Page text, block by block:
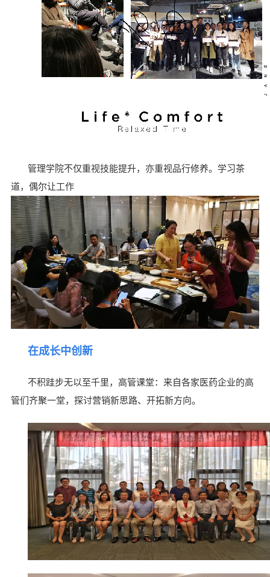
管理学院不仅重视技能提升，亦重视品行修养。学习茶
道，偶尔让工作
在成长中创新
不积跬步无以至千里，高管课堂：来自各家医药企业的高
管们齐聚一堂，探讨营销新思路、开拓新方向。